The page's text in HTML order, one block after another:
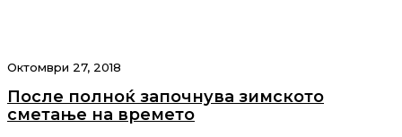
Октомври 27, 2018
После полноќ започнува зимското
сметање на времето